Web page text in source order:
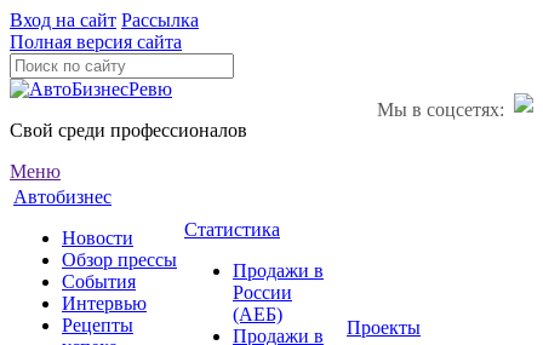
Вход на сайт Рассылка
Полная версия сайта
Мы в соцсетях:
Свой среди профессионалов
Меню
Автобизнес
Новости
Обзор прессы
События
Интервью
Рецепты
Статистика
Продажи в
России
(АЕБ)
Продажи в
Проекты